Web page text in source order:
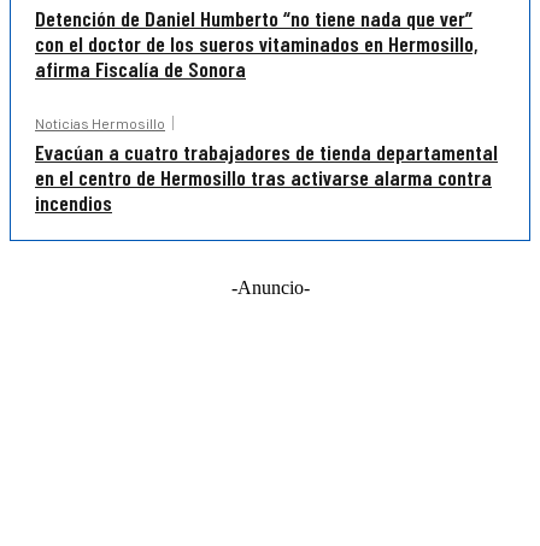
Detención de Daniel Humberto “no tiene nada que ver”
con el doctor de los sueros vitaminados en Hermosillo,
afirma Fiscalía de Sonora
Noticias Hermosillo
Evacúan a cuatro trabajadores de tienda departamental
en el centro de Hermosillo tras activarse alarma contra
incendios
-Anuncio-